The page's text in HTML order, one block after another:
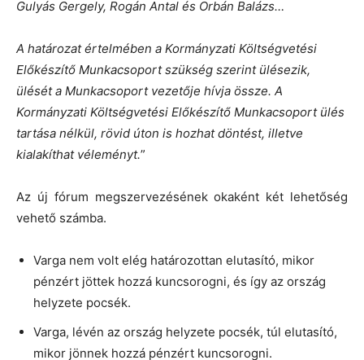
Gulyás Gergely, Rogán Antal és Orbán Balázs…
A határozat értelmében a Kormányzati Költségvetési
Előkészítő Munkacsoport szükség szerint ülésezik,
ülését a Munkacsoport vezetője hívja össze. A
Kormányzati Költségvetési Előkészítő Munkacsoport ülés
tartása nélkül, rövid úton is hozhat döntést, illetve
kialakíthat véleményt.”
Az új fórum megszervezésének okaként két lehetőség
vehető számba.
Varga nem volt elég határozottan elutasító, mikor
pénzért jöttek hozzá kuncsorogni, és így az ország
helyzete pocsék.
Varga, lévén az ország helyzete pocsék, túl elutasító,
mikor jönnek hozzá pénzért kuncsorogni.